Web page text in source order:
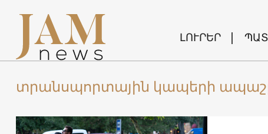
ԼՈՒՐԵՐ
տրանսպորտային կապերի